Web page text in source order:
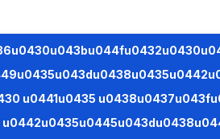
u0441u0435